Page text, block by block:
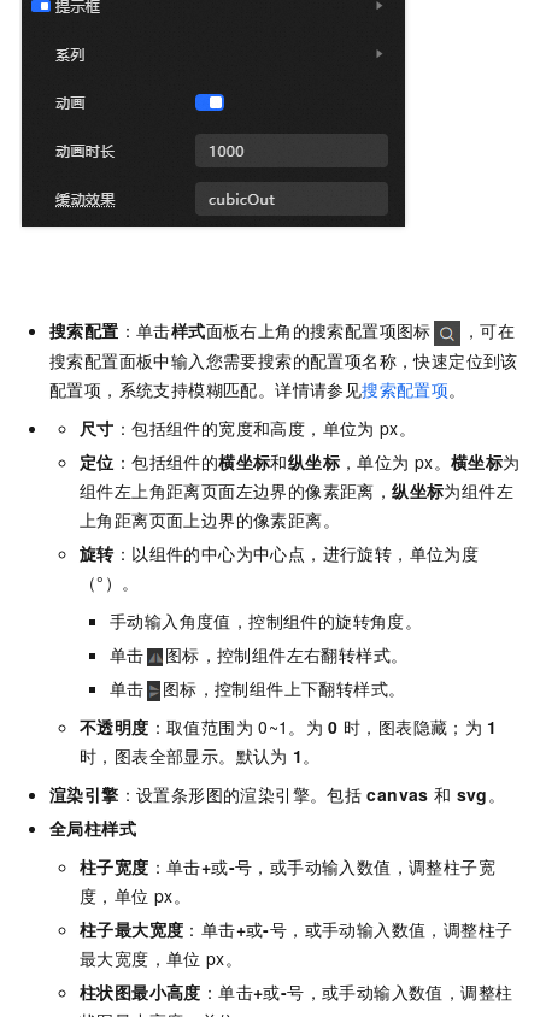
搜索配置 ：单击样式面板右上角的搜索配置项图标
，可在
搜索配置面板中输入您需要搜索的配置项名称，快速定位到该
配置项，系统支持模糊匹配。详情请参见搜索配置项。
尺寸 ：包括组件的宽度和高度，单位为 px。
定位 ：包括组件的横坐标和纵坐标 ，单位为 px。横坐标为
组件左上角距离页面左边界的像素距离，纵坐标为组件左
上角距离页面上边界的像素距离。
旋转：以组件的中心为中心点，进行旋转，单位为度
（°）。
手动输入角度值，控制组件的旋转角度。
单击
图标，控制组件左右翻转样式。
单击
图标，控制组件上下翻转样式。
不透明度 ：取值范围为 0~1。为 0 时，图表隐藏；为 1
时，图表全部显示。默认为 1。
渲染引擎 ：设置条形图的渲染引擎。包括 canvas 和 svg。
全局柱样式
柱子宽度 ：单击+或-号，或手动输入数值，调整柱子宽
度，单位 px。
柱子最大宽度 ：单击+或-号，或手动输入数值，调整柱子
最大宽度，单位 px。
柱状图最小高度 ：单击+或-号，或手动输入数值，调整柱